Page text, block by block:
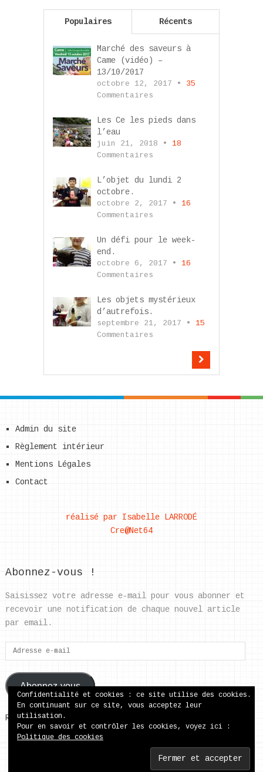
Populaires Récents
Marché des saveurs à
Came (vidéo) –
13/10/2017
octobre 12, 2017 • 35
Commentaires
Les Ce les pieds dans
l’eau
juin 21, 2018 • 18
Commentaires
L’objet du lundi 2
octobre.
octobre 2, 2017 • 16
Commentaires
Un défi pour le week-
end.
octobre 6, 2017 • 16
Commentaires
Les objets mystérieux
d’autrefois.
septembre 21, 2017 • 15
Commentaires
Admin du site
Règlement intérieur
Mentions Légales
Contact
réalisé par Isabelle LARRODÉ
Cre@Net64
Abonnez-vous !
Saisissez votre adresse e-mail pour vous abonner et
recevoir une notification de chaque nouvel article
par email.
Adresse
e-
mail
Abonnez-vous
Rejoignez les 37 autres abonnés
Copyright © 2026.
Back to Top
Confidentialité et cookies : ce site utilise des cookies.
En continuant sur ce site, vous acceptez leur
utilisation.
Pour en savoir et contrôler les cookies, voyez ici :
Politique des cookies